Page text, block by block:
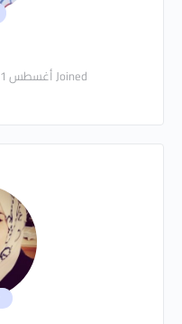
Joined أغسطس 2021